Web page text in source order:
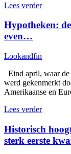
Lees verder
Hypotheken:
even…
Lookandfin
Eind april, waar
werd gekenmerkt
Amerikaanse en
Lees verder
Historisch
sterk eerste